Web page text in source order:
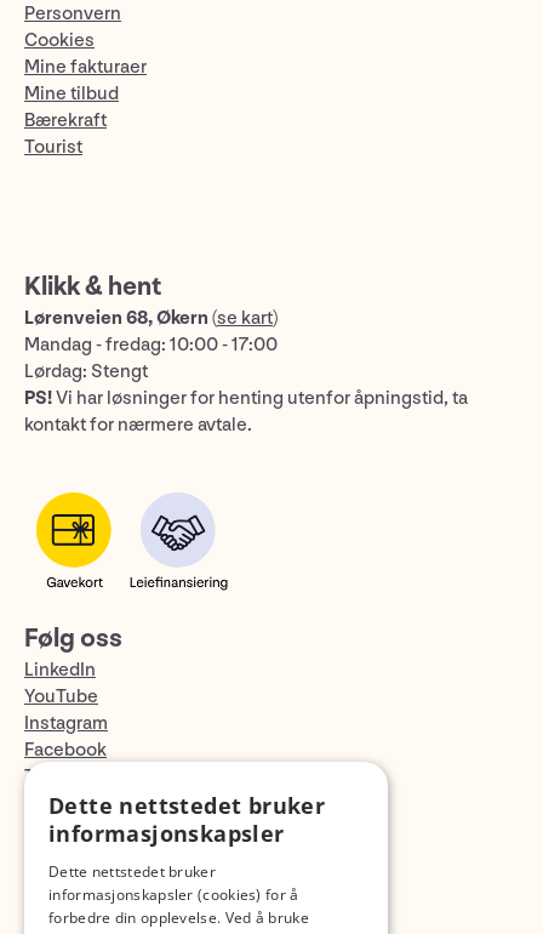
Personvern
Cookies
Mine fakturaer
Mine tilbud
Bærekraft
Tourist
Klikk & hent
Lørenveien 68, Økern (se kart)
Mandag - fredag: 10:00 - 17:00
Lørdag: Stengt
PS!Vi har løsninger for henting utenfor åpningstid, ta
kontakt for nærmere avtale.
Følg oss
LinkedIn
YouTube
Instagram
Facebook
TikTok
Fotopodden
Dette nettstedet bruker
informasjonskapsler
Dette nettstedet bruker
informasjonskapsler (cookies) for å
forbedre din opplevelse. Ved å bruke